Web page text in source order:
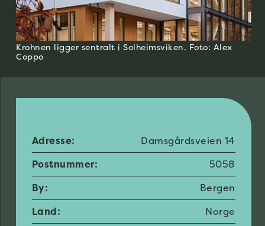
Krohnen ligger sentralt i Solheimsviken. Foto: Alex
Coppo
Adresse:
Damsgårdsveien 14
Postnummer:
5058
By:
Bergen
Land:
Norge